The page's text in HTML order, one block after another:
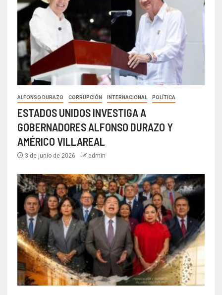
ALFONSO DURAZO CORRUPCIÓN INTERNACIONAL POLÍTICA
ESTADOS UNIDOS INVESTIGA A
GOBERNADORES ALFONSO DURAZO Y
AMÉRICO VILLAREAL
3 de junio de 2026 admin